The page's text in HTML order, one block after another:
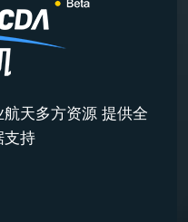
天多方资源 提供全
支持